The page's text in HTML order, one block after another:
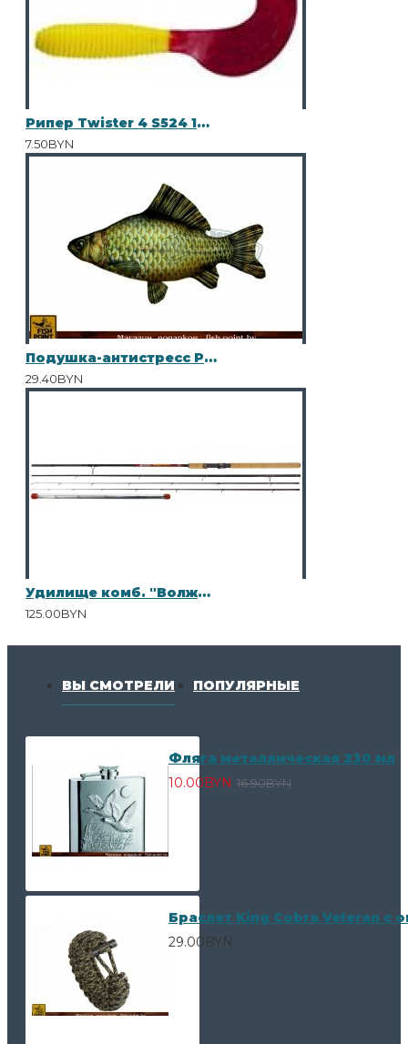
Рипер Twister 4 S524 10шт
7.50BYN
Подушка-антистресс Рыба "КАРАСЬ" мал.
29.40BYN
Удилище комб. "Волжанка Фидер Матч" 3,3 м (секций 3+3+1) тест до 90/25гр (IM7)
125.00BYN
ВЫ СМОТРЕЛИ ПОПУЛЯРНЫЕ
Фляга металлическая 230 мл
10.00BYN 16.90BYN
Браслет King Cobra Veteran с
29.00BYN